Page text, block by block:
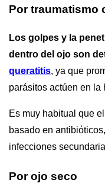
Por traumatismo
Los golpes y la
dentro del ojo son
queratitis, ya que
parásitos actúen en la
Es muy habitual que
basado en
infecciones
Por ojo seco